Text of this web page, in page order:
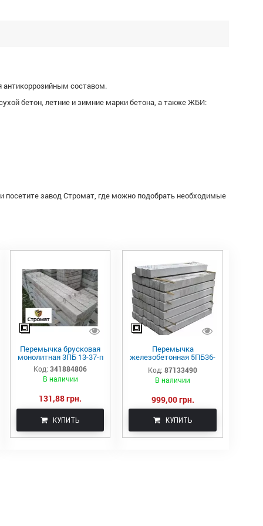
антикоррозийным составом.
бетон, летние и зимние марки бетона, а также ЖБИ:
завод Стромат, где можно подобрать необходимые
Перемычка брусковая
монолитная 3ПБ 13-37-п
Код: 341884806
В наличии
131,88 грн.
КУПИТЬ
Перемычка
железобетонная 5ПБ36-
20-п
Код: 87133490
В наличии
999,00 грн.
КУПИТЬ